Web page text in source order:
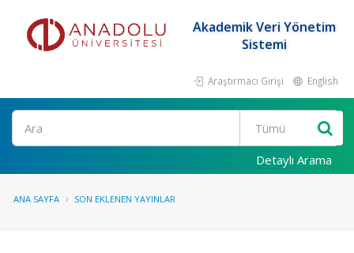
Akademik Veri Yönetim
Sistemi
Araştırmacı Girişi English
Ara
Detaylı Arama
ANA SAYFA SON EKLENEN YAYINLAR